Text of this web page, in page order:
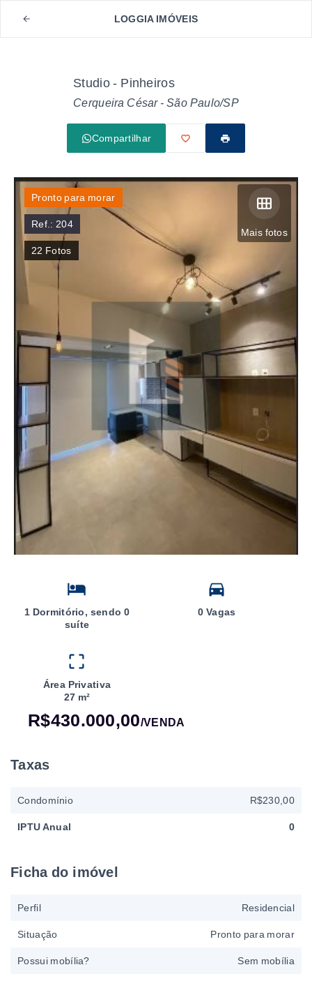
LOGGIA IMÓVEIS
Studio - Pinheiros
Cerqueira César - São Paulo/SP
Compartilhar
Mais fotos
Pronto para morar
Ref.: 204
22 Fotos
1 Dormitório, sendo 0
suíte
0 Vagas
Área Privativa
27 m²
R$430.000,00/VENDA
Taxas
Condomínio R$230,00
IPTU Anual 0
Ficha do imóvel
Perfil Residencial
Situação Pronto para morar
Possui mobília? Sem mobília